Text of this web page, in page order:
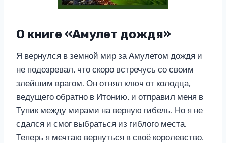
О книге «Амулет дождя»
Я вернулся в земной мир за Амулетом дождя и
не подозревал, что скоро встречусь со своим
злейшим врагом. Он отнял ключ от колодца,
ведущего обратно в Итонию, и отправил меня в
Тупик между мирами на верную гибель. Но я не
сдался и смог выбраться из гиблого места.
Теперь я мечтаю вернуться в своё королевство.